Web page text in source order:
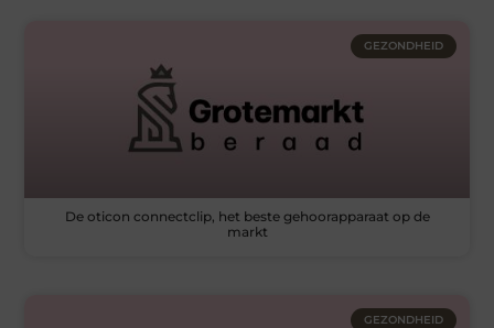
GEZONDHEID
De oticon connectclip, het beste gehoorapparaat op de
markt
GEZONDHEID